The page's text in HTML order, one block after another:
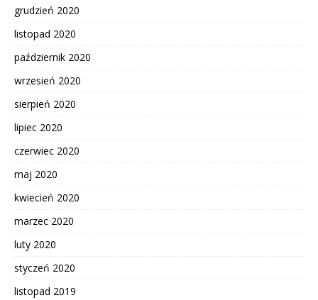
grudzień 2020
listopad 2020
październik 2020
wrzesień 2020
sierpień 2020
lipiec 2020
czerwiec 2020
maj 2020
kwiecień 2020
marzec 2020
luty 2020
styczeń 2020
listopad 2019